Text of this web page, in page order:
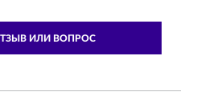
ИЛИ ВОПРОС